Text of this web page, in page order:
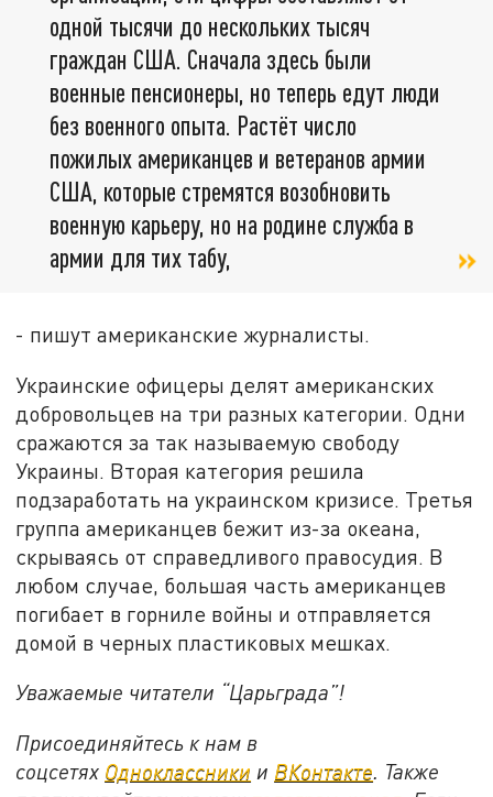
одной тысячи до нескольких тысяч
граждан США. Сначала здесь были
военные пенсионеры, но теперь едут люди
без военного опыта. Растёт число
пожилых американцев и ветеранов армии
США, которые стремятся возобновить
военную карьеру, но на родине служба в
армии для тих табу,
- пишут американские журналисты.
Украинские офицеры делят американских
добровольцев на три разных категории. Одни
сражаются за так называемую свободу
Украины. Вторая категория решила
подзаработать на украинском кризисе. Третья
группа американцев бежит из-за океана,
скрываясь от справедливого правосудия. В
любом случае, большая часть американцев
погибает в горниле войны и отправляется
домой в черных пластиковых мешках.
Уважаемые читатели “Царьграда”!
Присоединяйтесь к нам в
соцсетях Одноклассники и ВКонтакте. Также